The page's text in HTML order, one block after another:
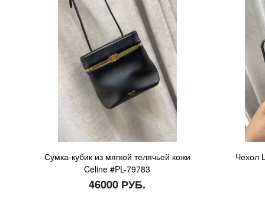
Сумка-кубик из мягкой телячьей кожи
Celine #PL-79783
46000 РУБ.
Чехол